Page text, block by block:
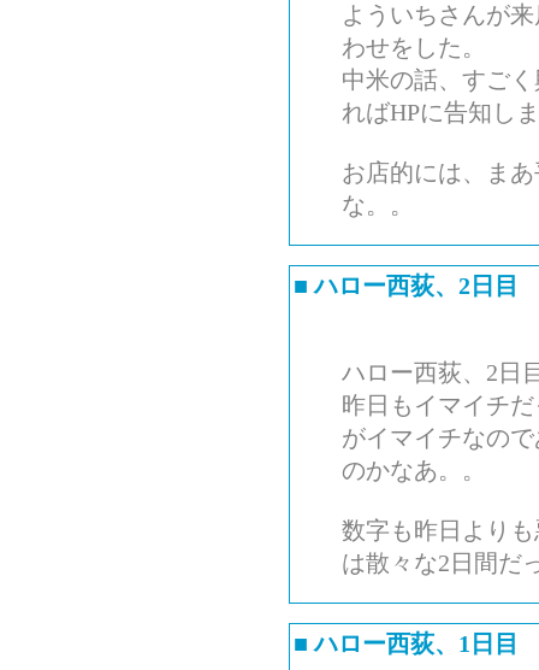
よういちさんが
わせをした。
中米の話、すご
ればHPに告知し
お店的には、ま
な。。
■ハロー西荻、2日目
ハロー西荻、2日
昨日もイマイチ
がイマイチなの
のかなあ。。
数字も昨日より
は散々な2日間だ
■ハロー西荻、1日目